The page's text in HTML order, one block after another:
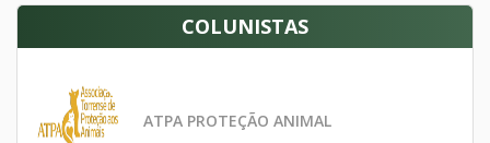
COLUNISTAS
ATPA PROTEÇÃO ANIMAL